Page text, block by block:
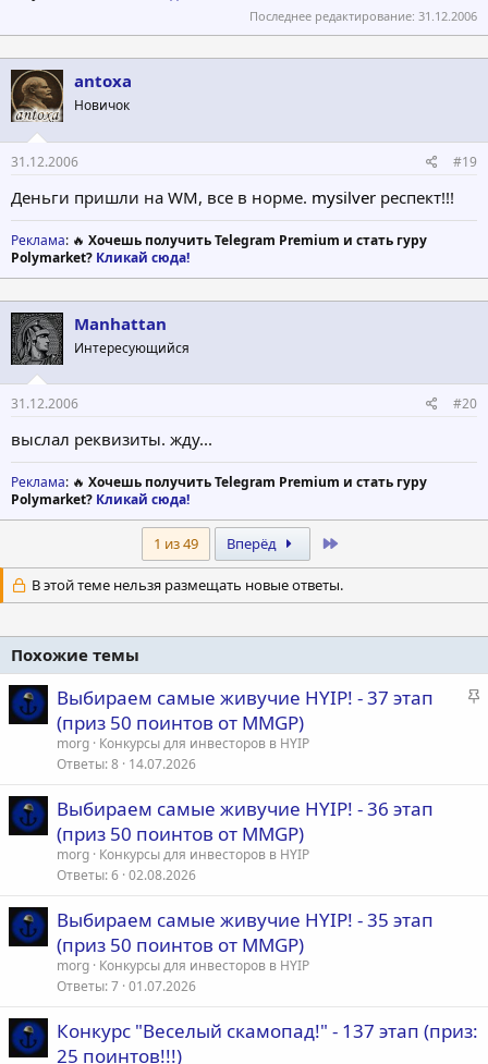
Последнее редактирование: 31.12.2006
antoxa
Новичок
31.12.2006 #19
Деньги пришли на WM, все в норме. mysilver респект!!!
Реклама: 🔥 Хочешь получить Telegram Premium и стать гуру
Polymarket? Кликай сюда!
Manhattan
Интересующийся
31.12.2006 #20
выслал реквизиты. жду...
Реклама: 🔥 Хочешь получить Telegram Premium и стать гуру
Polymarket? Кликай сюда!
1 из 49 Вперёд
В этой теме нельзя размещать новые ответы.
Похожие темы
З
Выбираем самые живучие HYIP! - 37 этап
(приз 50 поинтов от MMGP)
morg Конкурсы для инвесторов в HYIP
Ответы 8 14.07.2026
Выбираем самые живучие HYIP! - 36 этап
(приз 50 поинтов от MMGP)
morg Конкурсы для инвесторов в HYIP
Ответы 6 02.08.2026
Выбираем самые живучие HYIP! - 35 этап
(приз 50 поинтов от MMGP)
morg Конкурсы для инвесторов в HYIP
Ответы 7 01.07.2026
Конкурс "Веселый скамопад!" - 137 этап (приз:
25 поинтов!!!)